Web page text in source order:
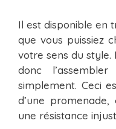
Il est disponible en
que vous puissiez
votre sens du style.
donc
simplement. Ceci
d’une promenade,
une résistance